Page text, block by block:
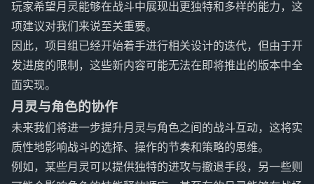
玩家希望月灵能够在战斗中展现出更独特和多样的能力，这
项建议对我们来说至关重要。
因此，项目组已经开始着手进行相关设计的迭代，但由于开
发进度的限制，这些新内容可能无法在即将推出的版本中全
面实现。
月灵与角色的协作
未来我们将进一步提升月灵与角色之间的战斗互动，这将实
质性地影响战斗的选择、操作的节奏和策略的思维。
例如，某些月灵可以提供独特的进攻与撤退手段，另一些则